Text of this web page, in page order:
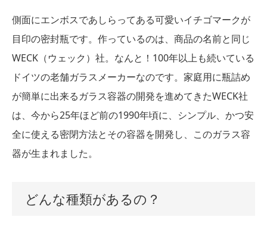
側面にエンボスであしらってある可愛いイチゴマークが
目印の密封瓶です。作っているのは、商品の名前と同じ
WECK（ウェック）社。なんと！100年以上も続いている
ドイツの老舗ガラスメーカーなのです。家庭用に瓶詰め
が簡単に出来るガラス容器の開発を進めてきたWECK社
は、今から25年ほど前の1990年頃に、シンプル、かつ安
全に使える密閉方法とその容器を開発し、このガラス容
器が生まれました。
どんな種類があるの？